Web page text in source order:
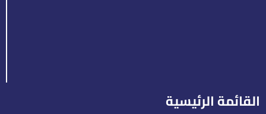
القائمة الرئيسية